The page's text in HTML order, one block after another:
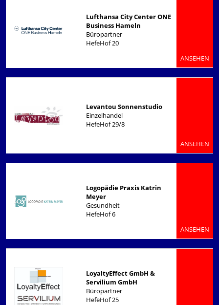
Lufthansa City Center ONE
Business Hameln
Büropartner
HefeHof 20
ANSEHEN
Levantou Sonnenstudio
Einzelhandel
HefeHof 29/8
ANSEHEN
Logopädie Praxis Katrin
Meyer
Gesundheit
HefeHof 6
ANSEHEN
LoyaltyEffect GmbH &
Servilium GmbH
Büropartner
HefeHof 25